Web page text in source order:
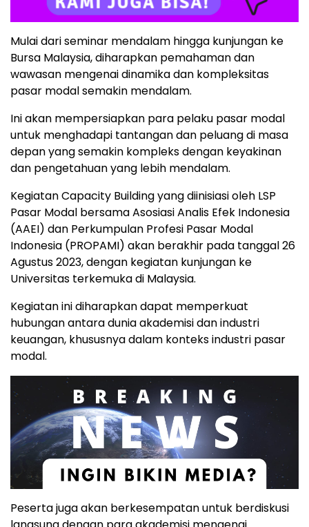
Mulai dari seminar mendalam hingga kunjungan ke
Bursa Malaysia, diharapkan pemahaman dan
wawasan mengenai dinamika dan kompleksitas
pasar modal semakin mendalam.
Ini akan mempersiapkan para pelaku pasar modal
untuk menghadapi tantangan dan peluang di masa
depan yang semakin kompleks dengan keyakinan
dan pengetahuan yang lebih mendalam.
Kegiatan Capacity Building yang diinisiasi oleh LSP
Pasar Modal bersama Asosiasi Analis Efek Indonesia
(AAEI) dan Perkumpulan Profesi Pasar Modal
Indonesia (PROPAMI) akan berakhir pada tanggal 26
Agustus 2023, dengan kegiatan kunjungan ke
Universitas terkemuka di Malaysia.
Kegiatan ini diharapkan dapat memperkuat
hubungan antara dunia akademisi dan industri
keuangan, khususnya dalam konteks industri pasar
modal.
Peserta juga akan berkesempatan untuk berdiskusi